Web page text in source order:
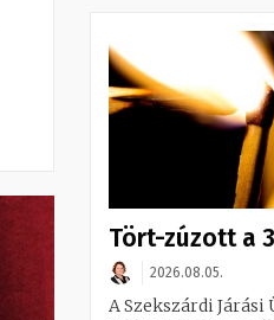
Tört-zúzott a
2026.08.05.
A Szekszárdi Járási